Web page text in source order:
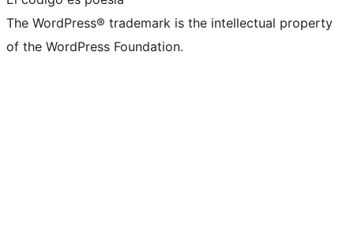
The WordPress® trademark is the intellectual property
of the WordPress Foundation.